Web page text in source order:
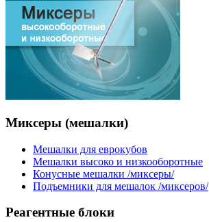
Миксеры (мешалки)
Мешалки для еврокубов
Мешалки высоко и низкооборотные
Конусные мешалки /миксеры/
Подъемники для мешалок /миксеров/
Реагентные блоки